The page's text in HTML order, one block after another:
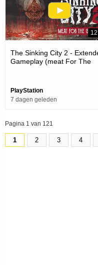
The Sinking City 2 -
Gameplay (meat For The
PlayStation
7 dagen geleden
Pagina 1 van 121
1 2 3 4